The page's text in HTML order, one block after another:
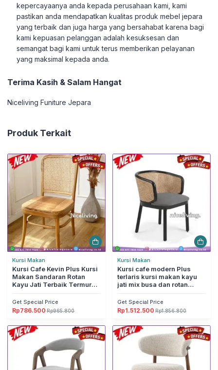
kepercayaanya anda kepada perusahaan kami, kami
pastikan anda mendapatkan kualitas produk mebel jepara
yang terbaik dan juga harga yang bersahabat karena bagi
kami kepuasan pelanggan adalah kesuksesan dan
semangat bagi kami untuk terus memberikan pelayanan
yang maksimal kepada anda.
Terima Kasih & Salam Hangat
Niceliving Funiture Jepara
Produk Terkait
Kursi Makan
Kursi Cafe Kevin Plus Kursi
Makan Sandaran Rotan
Kayu Jati Terbaik Termurah
Get Special Price
Rp965.800
Harga
adalah:
Rp965.800.
Rp786.500
Harga
ini
adalah:
Rp786.500.
Kursi Makan
Kursi cafe modern Plus
terlaris kursi makan kayu
jati mix busa dan rotan
Get Special Price
Rp1.856.800
Harga
adalah:
Rp1.856.800.
Rp1.512.500
Harga
ini
adalah:
Rp1.512.500.